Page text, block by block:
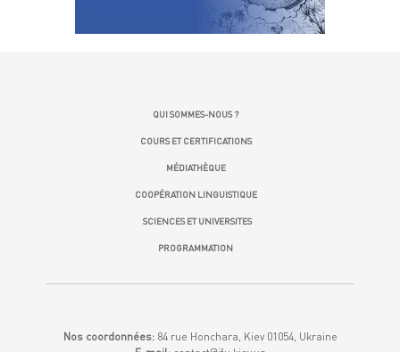
QUI SOMMES-NOUS ?
COURS ET CERTIFICATIONS
MÉDIATHÈQUE
COOPÉRATION LINGUISTIQUE
SCIENCES ET UNIVERSITES
PROGRAMMATION
Nos coordonnées:84 rue Honchara, Kiev 01054, Ukraine